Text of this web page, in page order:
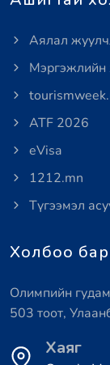
Аялал
Мэргэжлийн
ATF 2026
eVisa
1212.mn
Түгээмэл
Холбоо
Олимпийн
503 тоот,
Хаяг